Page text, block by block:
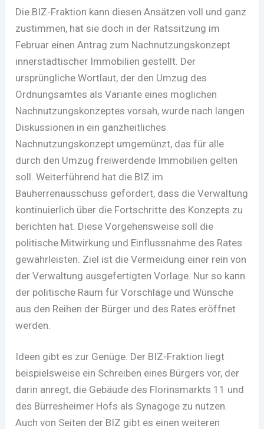
Die BIZ-Fraktion kann diesen Ansätzen voll und ganz
zustimmen, hat sie doch in der Ratssitzung im
Februar einen Antrag zum Nachnutzungskonzept
innerstädtischer Immobilien gestellt. Der
ursprüngliche Wortlaut, der den Umzug des
Ordnungsamtes als Variante eines möglichen
Nachnutzungskonzeptes vorsah, wurde nach langen
Diskussionen in ein ganzheitliches
Nachnutzungskonzept umgemünzt, das für alle
durch den Umzug freiwerdende Immobilien gelten
soll. Weiterführend hat die BIZ im
Bauherrenausschuss gefordert, dass die Verwaltung
kontinuierlich über die Fortschritte des Konzepts zu
berichten hat. Diese Vorgehensweise soll die
politische Mitwirkung und Einflussnahme des Rates
gewährleisten. Ziel ist die Vermeidung einer rein von
der Verwaltung ausgefertigten Vorlage. Nur so kann
der politische Raum für Vorschläge und Wünsche
aus den Reihen der Bürger und des Rates eröffnet
werden.
Ideen gibt es zur Genüge. Der BIZ-Fraktion liegt
beispielsweise ein Schreiben eines Bürgers vor, der
darin anregt, die Gebäude des Florinsmarkts 11 und
des Bürresheimer Hofs als Synagoge zu nutzen.
Auch von Seiten der BIZ gibt es einen weiteren